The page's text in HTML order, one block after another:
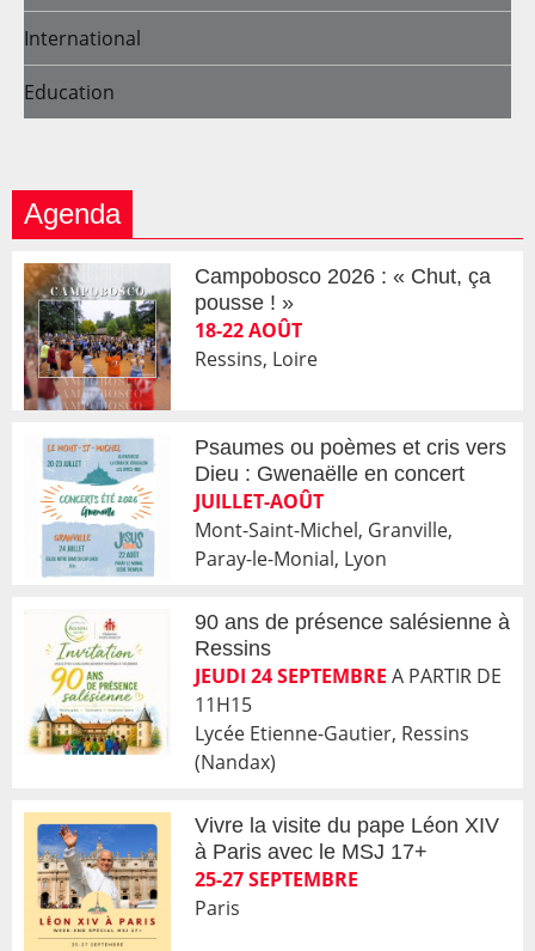
International
Education
Agenda
Campobosco 2026 : « Chut, ça
pousse ! »
18-22 AOÛT
Ressins, Loire
Psaumes ou poèmes et cris vers
Dieu : Gwenaëlle en concert
JUILLET-AOÛT
Mont-Saint-Michel, Granville,
Paray-le-Monial, Lyon
90 ans de présence salésienne à
Ressins
JEUDI 24 SEPTEMBRE A PARTIR DE
11H15
Lycée Etienne-Gautier, Ressins
(Nandax)
Vivre la visite du pape Léon XIV
à Paris avec le MSJ 17+
25-27 SEPTEMBRE
Paris